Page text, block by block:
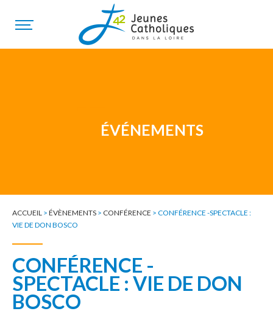
ÉVÉNEMENTS
ACCUEIL > ÉVÈNEMENTS > CONFÉRENCE > CONFÉRENCE -SPECTACLE :
VIE DE DON BOSCO
CONFÉRENCE -
SPECTACLE : VIE DE DON
BOSCO